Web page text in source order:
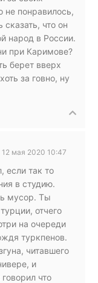
не понравилось,
что он
народ в России.
при Каримове?
берет вверх
за говно, ну
12 мая 2020 10:47
если так то
в студию.
мусор. Ты
отчего
на очереди
туркпенов.
читавшего
и
что